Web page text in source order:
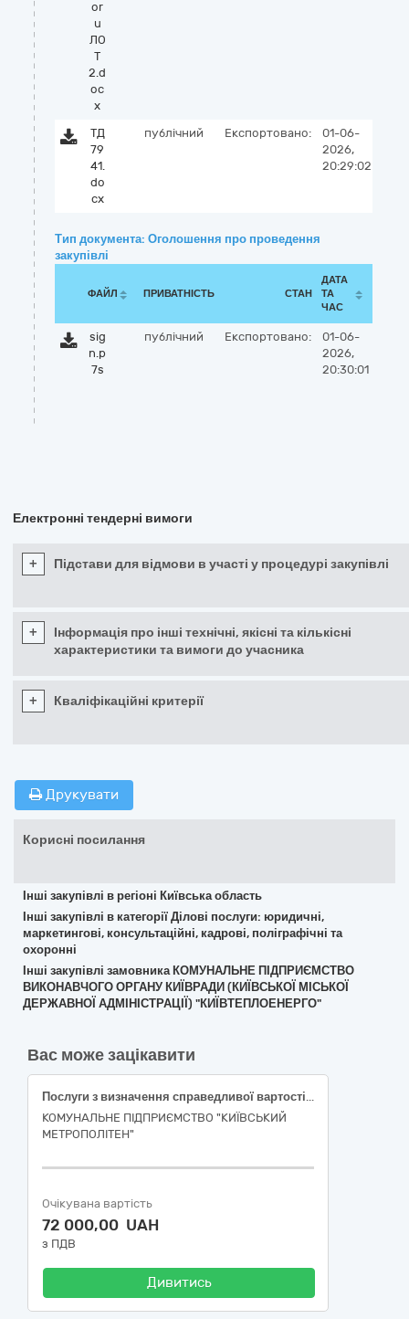
or
u
ЛО
Т
2.d
oc
x
ТД
79
41.
do
cx
публічний Експортовано:
01-06-
2026,
20:29:02
Тип документа: Оголошення про проведення
закупівлі
ФАЙЛ ПРИВАТНІСТЬ СТАН
ДАТА
ТА
ЧАС
sig
n.p
7s
публічний Експортовано:
01-06-
2026,
20:30:01
Електронні тендерні вимоги
+ Підстави для відмови в участі у процедурі закупівлі
+
Інформація про інші технічні, якісні та кількісні
характеристики та вимоги до учасника
+ Кваліфікаційні критерії
Друкувати
Корисні посилання
Інші закупівлі в регіоні Київська область
Інші закупівлі в категорії Ділові послуги: юридичні,
маркетингові, консультаційні, кадрові, поліграфічні та
охоронні
Інші закупівлі замовника КОМУНАЛЬНЕ ПІДПРИЄМСТВО
ВИКОНАВЧОГО ОРГАНУ КИЇВРАДИ (КИЇВСЬКОЇ МІСЬКОЇ
ДЕРЖАВНОЇ АДМІНІСТРАЦІЇ) "КИЇВТЕПЛОЕНЕРГО"
Вас може зацікавити
Послуги з визначення справедливої вартості основних засобів для цілей бухгалтерського обліку за МСФЗ
КОМУНАЛЬНЕ ПІДПРИЄМСТВО "КИЇВСЬКИЙ
МЕТРОПОЛІТЕН"
Очікувана вартість
72 000,00 UAH
з ПДВ
Дивитись